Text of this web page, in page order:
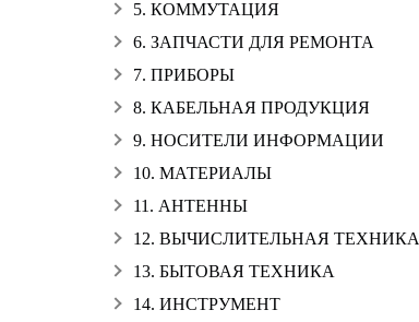
5. КОММУТАЦИЯ
6. ЗАПЧАСТИ ДЛЯ РЕМОНТА
7. ПРИБОРЫ
8. КАБЕЛЬНАЯ ПРОДУКЦИЯ
9. НОСИТЕЛИ ИНФОРМАЦИИ
10. МАТЕРИАЛЫ
11. АНТЕННЫ
12. ВЫЧИСЛИТЕЛЬНАЯ ТЕХНИКА
13. БЫТОВАЯ ТЕХНИКА
14. ИНСТРУМЕНТ